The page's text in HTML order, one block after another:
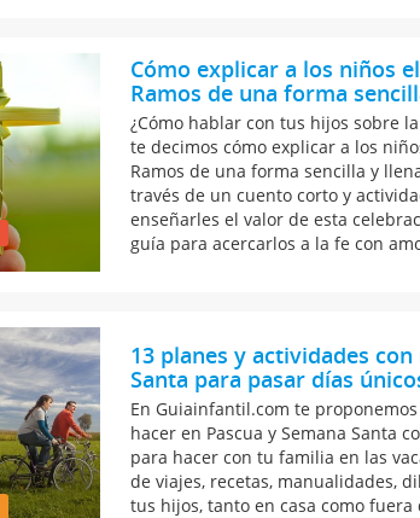
Cómo explicar a los niños
Ramos de una forma
¿Cómo hablar con tus hijos sobre
te decimos cómo explicar a los
Ramos de una forma sencilla y
través de un cuento corto y
enseñarles el valor de esta
guía para acercarlos a la fe con
13 planes y actividades con
Santa para pasar días
En Guiainfantil.com te
hacer en Pascua y Semana Santa
para hacer con tu familia en las
de viajes, recetas, manualidades,
tus hijos, tanto en casa como fuera